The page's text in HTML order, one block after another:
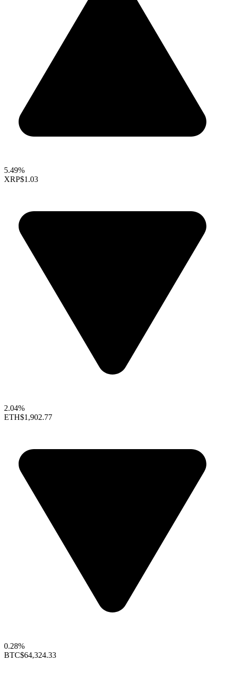
5.49%
XRP$1.03
2.04%
ETH$1,902.77
0.28%
BTC$64,324.33